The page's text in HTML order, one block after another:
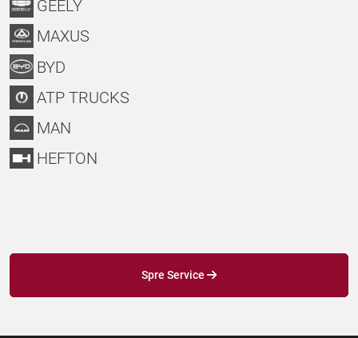
GEELY
MAXUS
BYD
ATP TRUCKS
MAN
HEFTON
Spre Service